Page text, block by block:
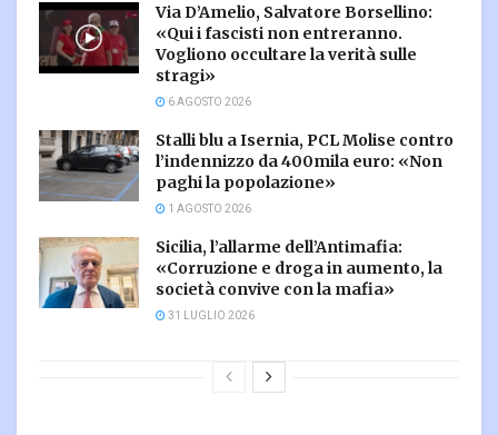
Via D’Amelio, Salvatore Borsellino:
«Qui i fascisti non entreranno.
Vogliono occultare la verità sulle
stragi»
6 AGOSTO 2026
Stalli blu a Isernia, PCL Molise contro
l’indennizzo da 400mila euro: «Non
paghi la popolazione»
1 AGOSTO 2026
Sicilia, l’allarme dell’Antimafia:
«Corruzione e droga in aumento, la
società convive con la mafia»
31 LUGLIO 2026